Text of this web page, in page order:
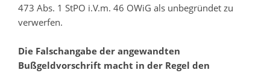
473 Abs. 1 StPO i.V.m. 46 OWiG als unbegründet zu
verwerfen.
Die Falschangabe der angewandten
Bußgeldvorschrift macht in der Regel den